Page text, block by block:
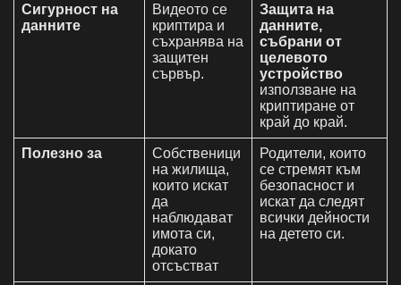
Сигурност на
данните
Видеото се
криптира и
съхранява на
защитен
сървър.
Защита на
данните,
събрани от
целевото
устройство
използване на
криптиране от
край до край.
Полезно за
Собственици
на жилища,
които искат
да
наблюдават
имота си,
докато
отсъстват
Родители, които
се стремят към
безопасност и
искат да следят
всички дейности
на детето си.